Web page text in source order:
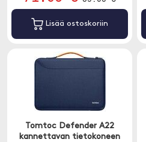
Lisää ostoskoriin
Tomtoc Defender A22
kannettavan tietokoneen